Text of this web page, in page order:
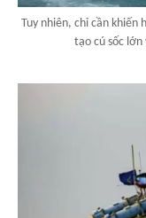
Tuy nhiên, chỉ cần khiến
tạo cú sốc